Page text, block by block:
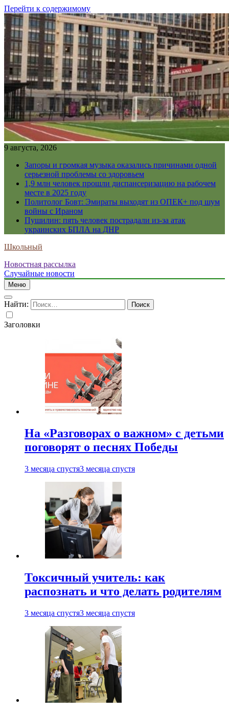
Перейти к содержимому
9 августа, 2026
Запоры и громкая музыка оказались причинами одной
серьезной проблемы со здоровьем
1,9 млн человек прошли диспансеризацию на рабочем
месте в 2025 году
Политолог Бовт: Эмираты выходят из ОПЕК+ под шум
войны с Ираном
Пушилин: пять человек пострадали из-за атак
украинских БПЛА на ДНР
Школьный
Новостная рассылка
Случайные новости
Меню
Найти:
Заголовки
На «Разговорах о важном» с детьми
поговорят о песнях Победы
3 месяца спустя3 месяца спустя
Токсичный учитель: как
распознать и что делать родителям
3 месяца спустя3 месяца спустя